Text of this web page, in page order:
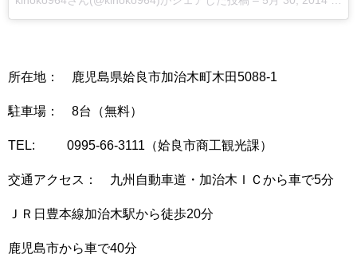
所在地： 鹿児島県姶良市加治木町木田5088-1
駐車場： 8台（無料）
TEL: 0995-66-3111（姶良市商工観光課）
交通アクセス： 九州自動車道・加治木ＩＣから車で5分
ＪＲ日豊本線加治木駅から徒歩20分
鹿児島市から車で40分